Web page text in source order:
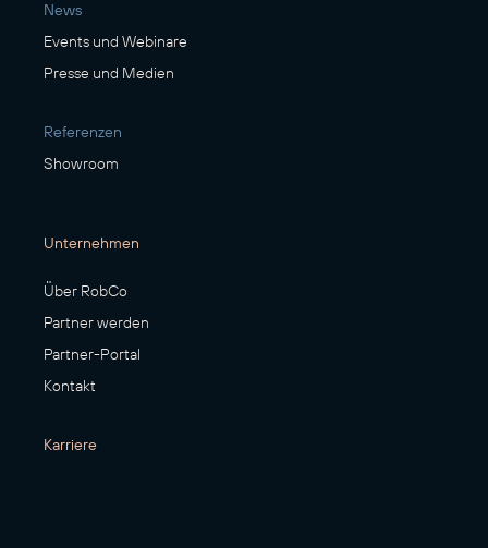
News
Events und Webinare
Presse und Medien
Referenzen
Showroom
Unternehmen
Über RobCo
Partner werden
Partner-Portal
Kontakt
Karriere